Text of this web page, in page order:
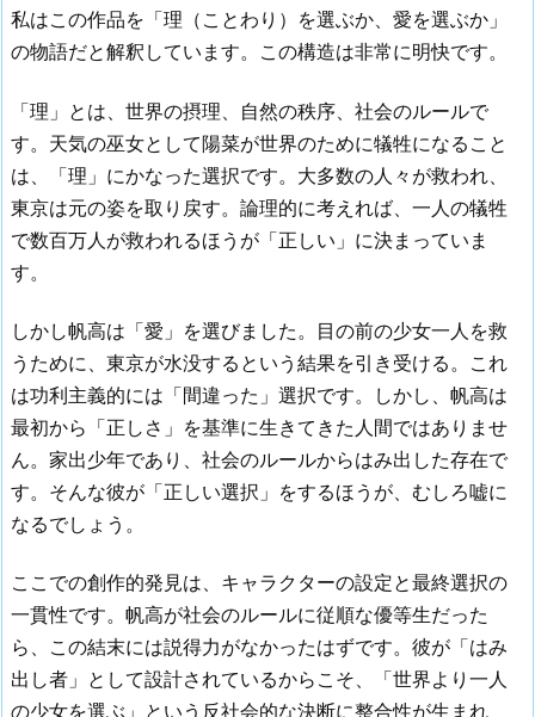
私はこの作品を「理（ことわり）を選ぶか、愛を選ぶか」
の物語だと解釈しています。この構造は非常に明快です。
「理」とは、世界の摂理、自然の秩序、社会のルールで
す。天気の巫女として陽菜が世界のために犠牲になること
は、「理」にかなった選択です。大多数の人々が救われ、
東京は元の姿を取り戻す。論理的に考えれば、一人の犠牲
で数百万人が救われるほうが「正しい」に決まっていま
す。
しかし帆高は「愛」を選びました。目の前の少女一人を救
うために、東京が水没するという結果を引き受ける。これ
は功利主義的には「間違った」選択です。しかし、帆高は
最初から「正しさ」を基準に生きてきた人間ではありませ
ん。家出少年であり、社会のルールからはみ出した存在で
す。そんな彼が「正しい選択」をするほうが、むしろ嘘に
なるでしょう。
ここでの創作的発見は、キャラクターの設定と最終選択の
一貫性です。帆高が社会のルールに従順な優等生だった
ら、この結末には説得力がなかったはずです。彼が「はみ
出し者」として設計されているからこそ、「世界より一人
の少女を選ぶ」という反社会的な決断に整合性が生まれ